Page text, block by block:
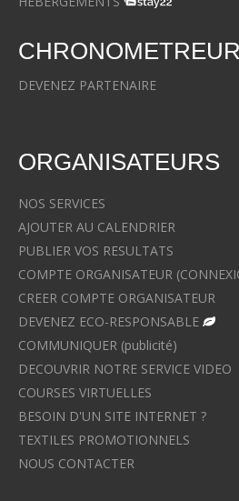
DEVENEZ PARTENAIRE
ORGANISATEURS
NOS SERVICES
AJOUTER AU CALENDRIER
PUBLIER VOS RESULTATS
COMPTE ORGANISATEUR
CREER COMPTE ORGANISATEUR
DEVENEZ ECO-RESPONSABLE
COMMUNIQUER (publicité)
DECOUVRIR NOTRE SERVICE VIDEO
COURSES VIRTUELLES
BESOIN D'UN SITE INTERNET ?
TEXTILES PROMOTIONNELS
NOUS CONTACTER